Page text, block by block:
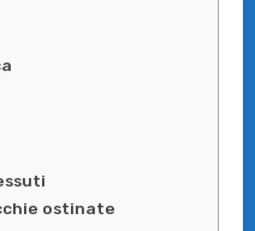
ostinate